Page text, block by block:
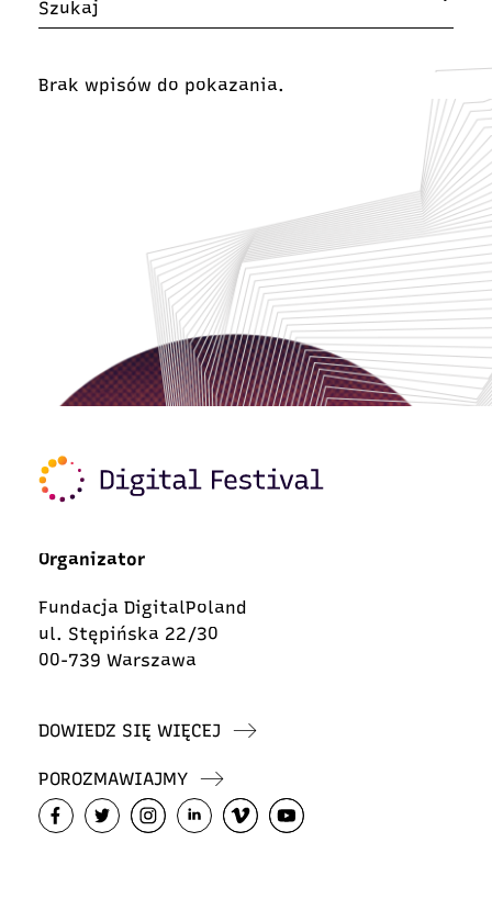
Brak wpisów do pokazania.
Organizator
Fundacja DigitalPoland
ul. Stępińska 22/30
00-739 Warszawa
DOWIEDZ SIĘ WIĘCEJ
POROZMAWIAJMY